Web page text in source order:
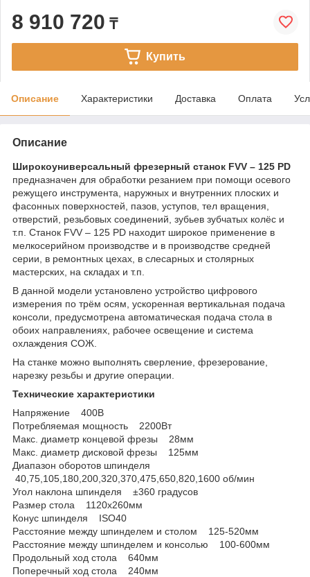
8 910 720 ₸
Купить
Описание Характеристики Доставка Оплата
Описание
Широкоуниверсальный фрезерный станок FVV – 125 PD
предназначен для обработки резанием при помощи осевого
режущего инструмента, наружных и внутренних плоских и
фасонных поверхностей, пазов, уступов, тел вращения,
отверстий, резьбовых соединений, зубьев зубчатых колёс и
т.п. Станок FVV – 125 PD находит широкое применение в
мелкосерийном производстве и в производстве средней
серии, в ремонтных цехах, в слесарных и столярных
мастерских, на складах и т.п.
В данной модели установлено устройство цифрового
измерения по трём осям, ускоренная вертикальная подача
консоли, предусмотрена автоматическая подача стола в
обоих направлениях, рабочее освещение и система
охлаждения СОЖ.
На станке можно выполнять сверление, фрезерование,
нарезку резьбы и другие операции.
Технические характеристики
Напряжение 400В
Потребляемая мощность 2200Вт
Макс. диаметр концевой фрезы 28мм
Макс. диаметр дисковой фрезы 125мм
Диапазон оборотов шпинделя
40,75,105,180,200,320,370,475,650,820,1600 об/мин
Угол наклона шпинделя ±360 градусов
Размер стола 1120х260мм
Конус шпинделя ISO40
Расстояние между шпинделем и столом 125-520мм
Расстояние между шпинделем и консолью 100-600мм
Продольный ход стола 640мм
Поперечный ход стола 240мм